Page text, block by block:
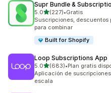
Supr Bundle &
5.0de 5 estrellas
(227)
227 reseñas en total
•Gratis
Suscripciones, descuentos
para combinar
Built for Shopify
Loop Subscriptions App
5.0de 5 estrellas
(683)
683 reseñas en total
•Plan gratis
Aplicación de
escala